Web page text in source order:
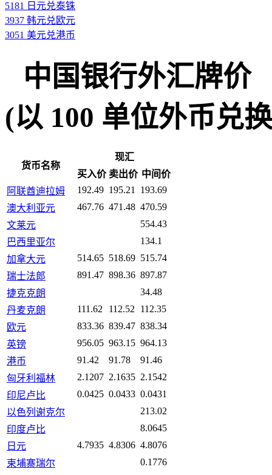
5181 日元兑泰铢
3937 韩元兑欧元
3051 美元兑港币
中国银行外汇牌价
(以 100 单位外币兑
货币名称
现汇
买入价 卖出价 中间价
阿联酋迪拉姆
192.49 195.21
193.69
澳大利亚元
467.76 471.48 470.59
文莱元
554.43
巴西里亚尔
134.1
加拿大元
514.65 518.69 515.74
瑞士法郎
891.47 898.36 897.87
捷克克朗
34.48
丹麦克朗
111.62 112.52
112.35
欧元
833.36 839.47 838.34
英镑
956.05 963.15 964.13
港币
91.42 91.78
91.46
匈牙利福林
2.1207 2.1635 2.1542
印尼卢比
0.0425 0.0433 0.0431
以色列谢克尔
213.02
印度卢比
8.0645
日元
4.7935 4.8306 4.8076
柬埔寨瑞尔
0.1776